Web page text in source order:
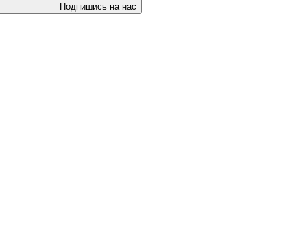
Подпишись на нас